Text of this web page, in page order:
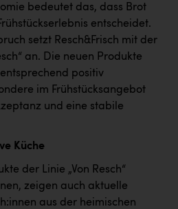
bedeutet das, dass Brot
entscheidet.
setzt Resch&Frisch mit der
an. Die neuen Produkte
positiv
im Frühstücksangebot
und eine stabile
Küche
der Linie „Von Resch“
zeigen auch aktuelle
aus der heimischen